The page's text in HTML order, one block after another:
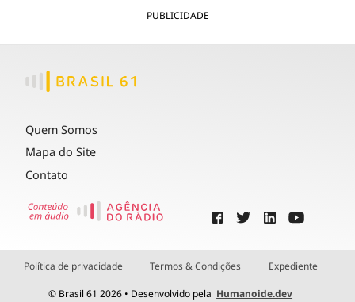
PUBLICIDADE
Quem Somos
Mapa do Site
Contato
Política de privacidade Termos & Condições Expediente
© Brasil 61 2026 • Desenvolvido pela Humanoide.dev